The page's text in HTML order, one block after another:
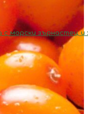
с морски зърнастец и